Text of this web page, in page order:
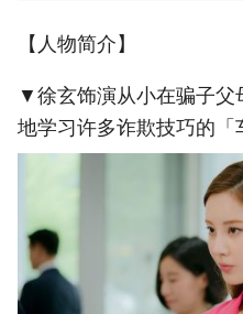
【人物简介】
▼徐玄饰演从小在骗子父
地学习许多诈欺技巧的「